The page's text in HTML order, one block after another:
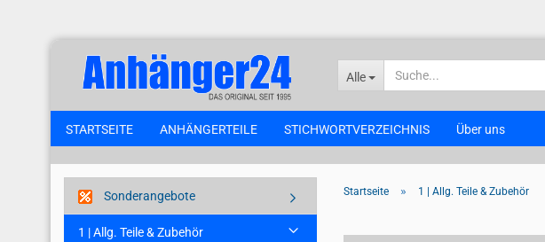
Alle
STARTSEITE ANHÄNGERTEILE STICHWORTVERZEICHNIS Über uns
Startseite » 1 | Allg. Teile & Zubehör
Sonderangebote
1 | Allg. Teile & Zubehör